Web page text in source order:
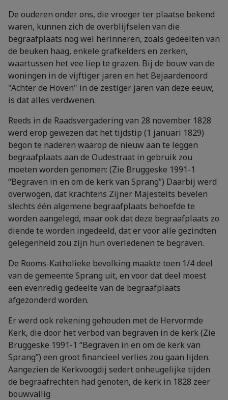
De ouderen onder ons, die vroeger ter plaatse bekend
waren, kunnen zich de overblijfselen van die
begraafplaats nog wel herinneren, zoals gedeelten van
de beuken haag, enkele grafkelders en zerken,
waartussen het vee liep te grazen. Bij de bouw van de
woningen in de vijftiger jaren en het Bejaardenoord
"Achter de Hoven" in de zestiger jaren van deze eeuw,
is dat alles verdwenen.
Reeds in de Raadsvergadering van 28 november 1828
werd erop gewezen dat het tijdstip (1 januari 1829)
begon te naderen waarop de nieuw aan te leggen
begraafplaats aan de Oudestraat in gebruik zou
moeten worden genomen: (Zie Bruggeske 1991-1
“Begraven in en om de kerk van Sprang”) Daarbij werd
overwogen, dat krachtens Zijner Majesteits bevelen
slechts één algemene begraafplaats behoefde te
worden aangelegd, maar ook dat deze begraafplaats zo
diende te worden ingedeeld, dat er voor alle gezindten
gelegenheid zou zijn hun overledenen te begraven.
De Rooms-Katholieke bevolking maakte toen 1/4 deel
van de gemeente Sprang uit, en voor dat deel moest
een evenredig gedeelte van de begraafplaats
afgezonderd worden.
Er werd ook rekening gehouden met de Hervormde
Kerk, die door het verbod van begraven in de kerk (Zie
Bruggeske 1991-1 “Begraven in en om de kerk van
Sprang”) een groot financieel verlies zou gaan lijden.
Aangezien de Kerkvoogdij sedert onheugelijke tijden
de begraafrechten had genoten, de kerk in 1828 zeer
bouwvallig